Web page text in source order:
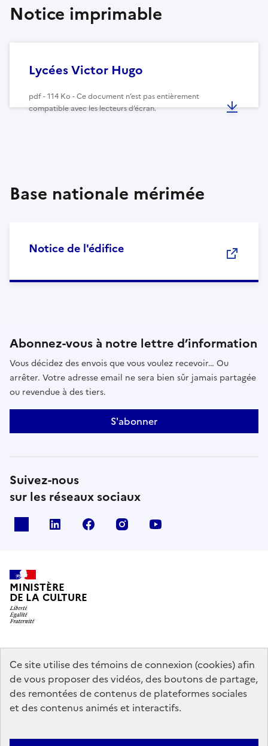
Ce site utilise des témoins de connexion (cookies) afin
de vous proposer des vidéos, des boutons de partage,
des remontées de contenus de plateformes sociales
et des contenus animés et interactifs.
Notice imprimable
Lycées Victor Hugo
pdf - 114 Ko - Ce document n’est pas entièrement
compatible avec les lecteurs d’écran.
Base nationale mérimée
Notice de l'édifice
Abonnez-vous à notre lettre d’information
Vous décidez des envois que vous voulez recevoir… Ou
arrêter. Votre adresse email ne sera bien sûr jamais partagée
ou revendue à des tiers.
S'abonner
Suivez-nous
sur les réseaux sociaux
linkedin facebook instagram
MINISTÈRE
DE LA CULTURE
data.gouv.fr legifrance.gouv.fr
info.gouv.fr
service-public.gouv.fr
Mentions légales Accessibilité : partiellement conforme Politique